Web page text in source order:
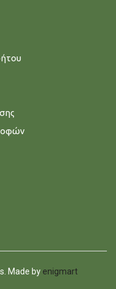
Made by enigmart